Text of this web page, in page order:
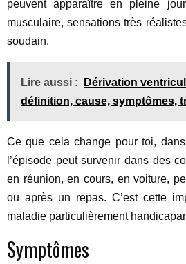
peuvent apparaître en pleine
musculaire, sensations très
soudain.
Lire aussi :
Dérivation
définition, cause, symptômes,
Ce que cela change pour toi,
l’épisode peut survenir dans des
en réunion, en cours, en voiture,
ou après un repas. C’est cette
maladie particulièrement
Symptômes